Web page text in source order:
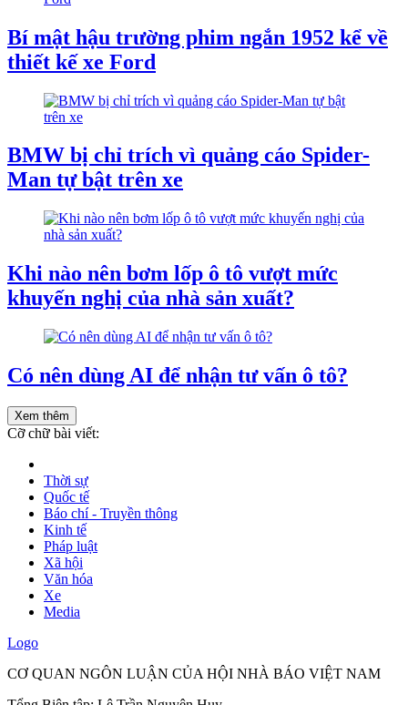
Bí mật hậu trường phim ngắn 1952 kể về
thiết kế xe Ford
BMW bị chỉ trích vì quảng cáo Spider-
Man tự bật trên xe
Khi nào nên bơm lốp ô tô vượt mức
khuyến nghị của nhà sản xuất?
Có nên dùng AI để nhận tư vấn ô tô?
Xem thêm
Cỡ chữ bài viết:
Thời sự
Quốc tế
Báo chí - Truyền thông
Kinh tế
Pháp luật
Xã hội
Văn hóa
Xe
Media
Logo
CƠ QUAN NGÔN LUẬN CỦA HỘI NHÀ BÁO VIỆT NAM